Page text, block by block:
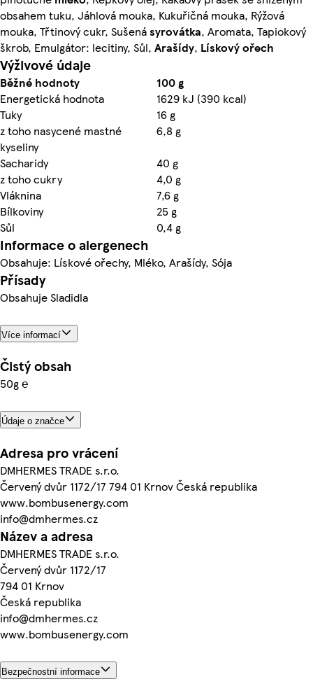
obsahem tuku, Jáhlová mouka, Kukuřičná mouka, Rýžová
mouka, Třtinový cukr, Sušenásyrovátka, Aromata, Tapiokový
škrob, Emulgátor: lecitiny, Sůl, Arašídy, Lískový ořech
Výživové údaje
Běžné hodnoty
100 g
Energetická hodnota
1629 kJ (390 kcal)
Tuky
16 g
z toho nasycené mastné
kyseliny
6,8 g
Sacharidy
40 g
z toho cukry
4,0 g
Vláknina
7,6 g
Bílkoviny
25 g
Sůl
0,4 g
Informace o alergenech
Obsahuje: Lískové ořechy, Mléko, Arašídy, Sója
Přísady
Obsahuje Sladidla
Více informací
Čistý obsah
50g ℮
Údaje o značce
Adresa pro vrácení
DMHERMES TRADE s.r.o.
Červený dvůr 1172/17 794 01 Krnov Česká republika
www.bombusenergy.com
info@dmhermes.cz
Název a adresa
DMHERMES TRADE s.r.o.
Červený dvůr 1172/17
794 01 Krnov
Česká republika
info@dmhermes.cz
www.bombusenergy.com
Bezpečnostní informace